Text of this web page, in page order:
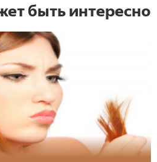
быть интересно